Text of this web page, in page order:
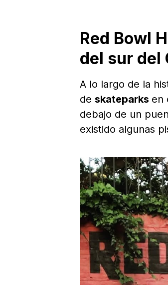
Red Bowl
del sur del
A lo largo de la
de skateparks en
debajo de un
existido algunas